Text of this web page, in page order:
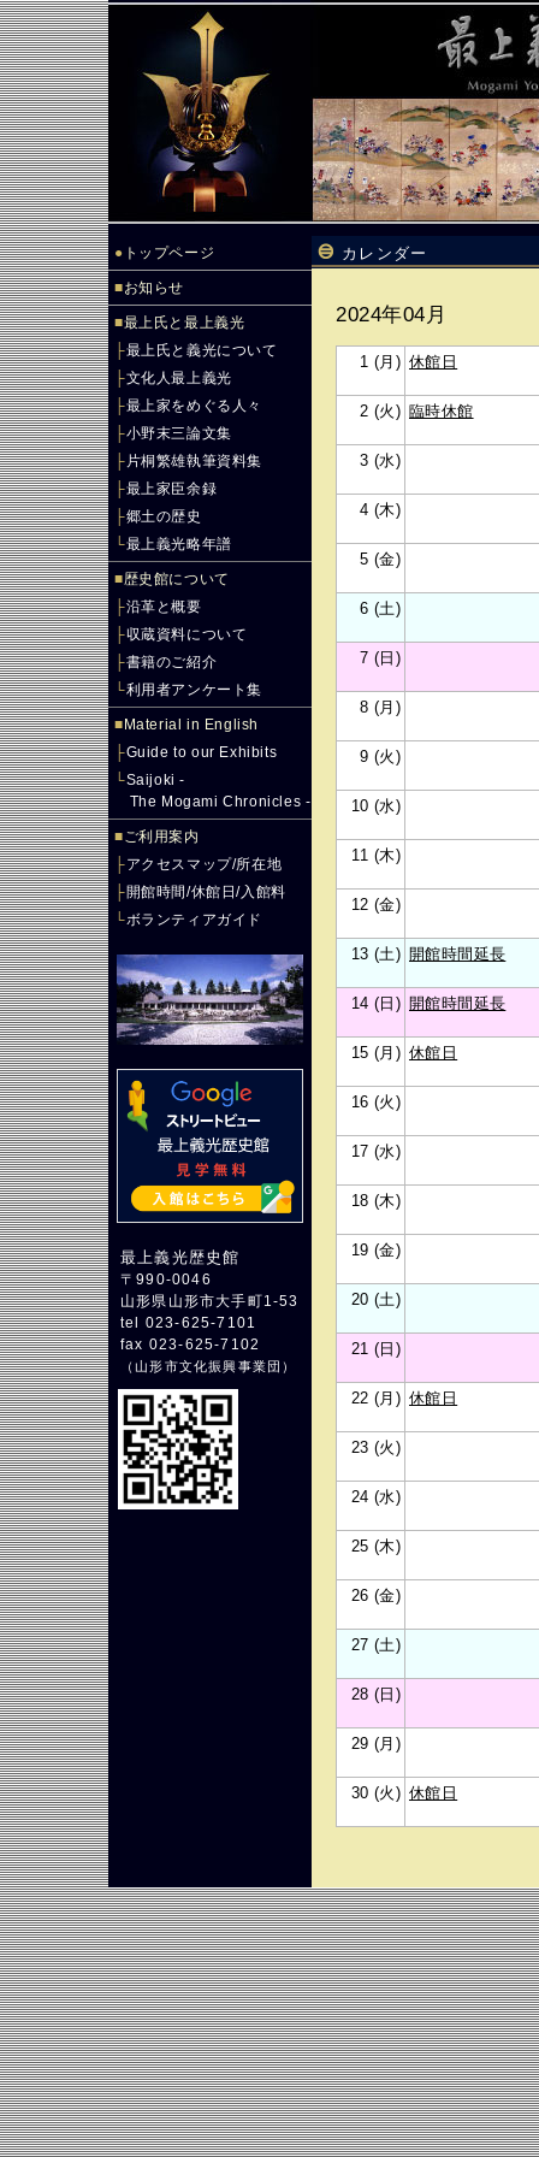
● トップページ
■お知らせ
■最上氏と最上義光
├最上氏と義光について
├文化人最上義光
├最上家をめぐる人々
├小野末三論文集
├ 片桐繁雄執筆資料集
├最上家臣余録
├郷土の歴史
└最上義光略年譜
■歴史館について
├沿革と概要
├収蔵資料について
├書籍のご紹介
└利用者アンケート集
■ Material in English
├Guide to our Exhibits
└Saijoki -
The Mogami Chronicles -
■ご利用案内
├アクセスマップ/所在地
├開館時間/休館日/入館料
└ボランティアガイド
最上義光歴史館
〒990-0046
山形県山形市大手町1-53
tel 023-625-7101
fax 023-625-7102
（山形市文化振興事業団 ）
カレンダー
2024年04月
1 (月) 休館日
2 (火) 臨時休館
3 (水)
4 (木)
5 (金)
6 (土)
7 (日)
8 (月)
9 (火)
10 (水)
11 (木)
12 (金)
13 (土) 開館時間延長
14 (日) 開館時間延長
15 (月) 休館日
16 (火)
17 (水)
18 (木)
19 (金)
20 (土)
21 (日)
22 (月) 休館日
23 (火)
24 (水)
25 (木)
26 (金)
27 (土)
28 (日)
29 (月)
30 (火) 休館日